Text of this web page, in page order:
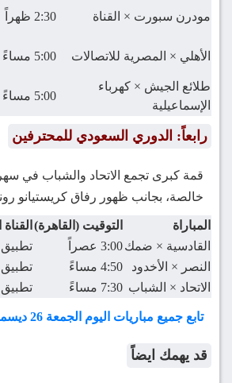
مودرن سبورت × القناة 2:30 ظهراً
الأهلي × المصرية للاتصالات 5:00 مساءً
طلائع الجيش × كهرباء
الإسماعيلية
5:00 مساءً
رابعاً: الدوري السعودي للمحترفين
قمة كبرى تجمع الاتحاد والشباب في
خالصة، بجانب ظهور رفاق كريستيانو
المباراة التوقيت (القاهرة)
القادسية × ضمك3:00 عصراً
تطبيق
النصر × الأخدود
4:50 مساءً
تطبيق
الاتحاد × الشباب 7:30 مساءً تطبيق
تابع جميع مباريات اليوم الجمعة 26 ديسمبر 2025
قد يهمك ايضاً